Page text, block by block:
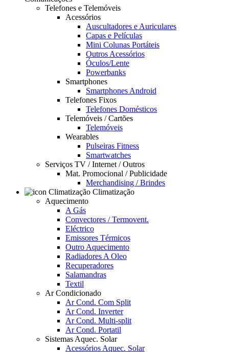
Telefones e Telemóveis
Acessórios
Auscultadores e Auriculares
Capas e Películas
Mini Colunas Portáteis
Outros Acessórios
Óculos/Lente
Powerbanks
Smartphones
Smartphones Android
Telefones Fixos
Telefones Domésticos
Telemóveis / Cartões
Telemóveis
Wearables
Pulseiras Fitness
Smartwatches
Serviços TV / Internet / Outros
Mat. Promocional / Publicidade
Merchandising / Brindes
Climatização
Aquecimento
A Gás
Convectores / Termovent.
Eléctrico
Emissores Térmicos
Outro Aquecimento
Radiadores A Oleo
Recuperadores
Salamandras
Textil
Ar Condicionado
Ar Cond. Com Split
Ar Cond. Inverter
Ar Cond. Multi-split
Ar Cond. Portatil
Sistemas Aquec. Solar
Acessórios Aquec. Solar